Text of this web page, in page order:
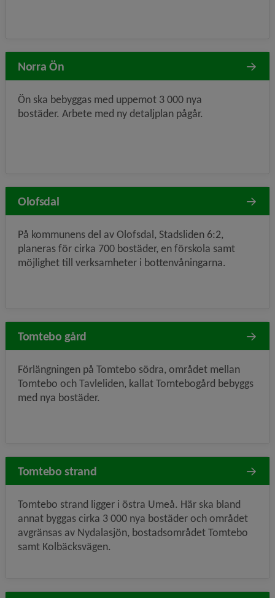
Norra Ön
Ön ska bebyggas med uppemot 3 000 nya
bostäder. Arbete med ny detaljplan pågår.
Olofsdal
På kommunens del av Olofsdal, Stadsliden 6:2,
planeras för cirka 700 bostäder, en förskola samt
möjlighet till verksamheter i bottenvåningarna.
Tomtebo gård
Förlängningen på Tomtebo södra, området mellan
Tomtebo och Tavleliden, kallat Tomtebogård bebyggs
med nya bostäder.
Tomtebo strand
Tomtebo strand ligger i östra Umeå. Här ska bland
annat byggas cirka 3 000 nya bostäder och området
avgränsas av Nydalasjön, bostadsområdet Tomtebo
samt Kolbäcksvägen.